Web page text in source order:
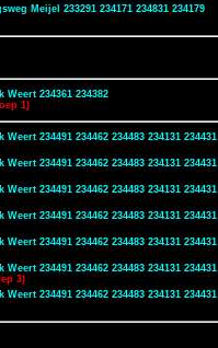
Meijel 233291 234171 234831 234179
234361 234382
1)
234491 234462 234483 234131 234431
234491 234462 234483 234131 234431
234491 234462 234483 234131 234431
234491 234462 234483 234131 234431
234491 234462 234483 234131 234431
234491 234462 234483 234131 234431
3)
234491 234462 234483 234131 234431